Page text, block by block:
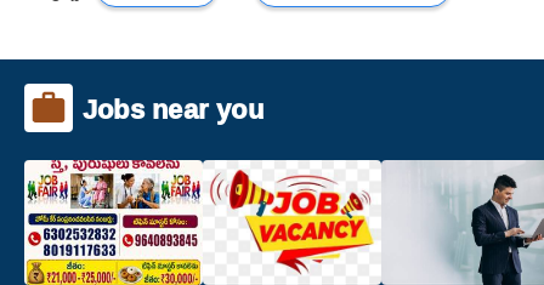
Jobs near you